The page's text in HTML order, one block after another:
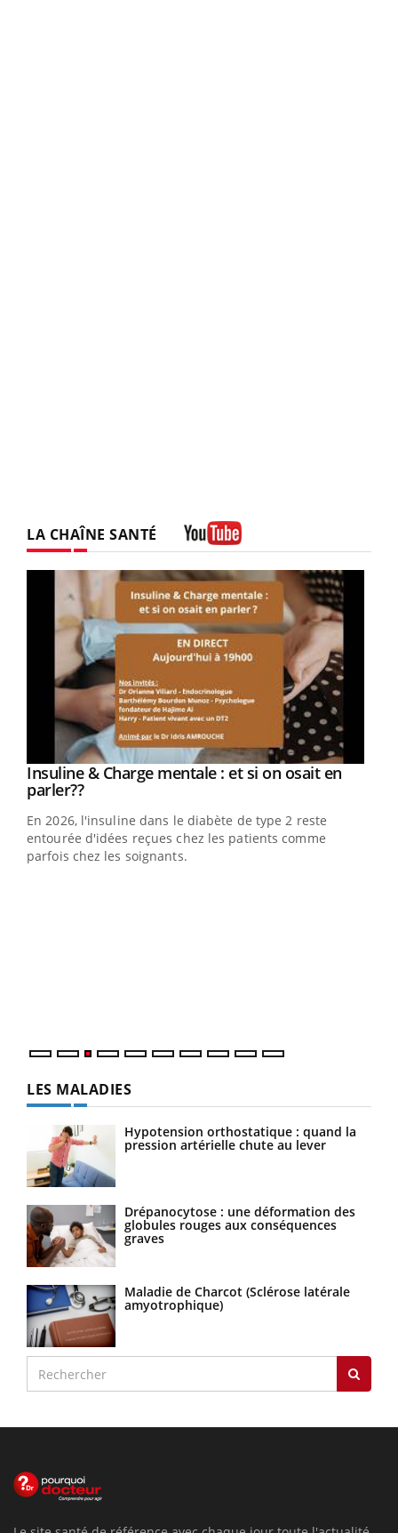
LA CHAÎNE SANTÉ
Youtube
Insuline & Charge mentale : et si on osait en
parler??Youtube
En 2026, l'insuline dans le diabète de type 2 reste
entourée d'idées reçues chez les patients comme
parfois chez les soignants.
LES MALADIES
Hypotension orthostatique : quand la
pression artérielle chute au lever
Drépanocytose : une déformation des
globules rouges aux conséquences
graves
Maladie de Charcot (Sclérose latérale
amyotrophique)